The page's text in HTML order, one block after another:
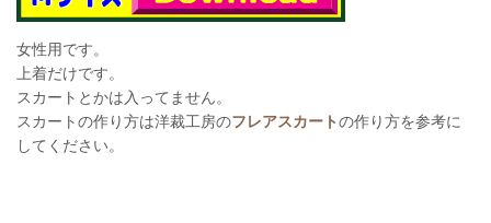
女性用です。
上着だけです。
スカートとかは入ってません。
スカートの作り方は洋裁工房のフレアスカートの作り方を参考に
してください。